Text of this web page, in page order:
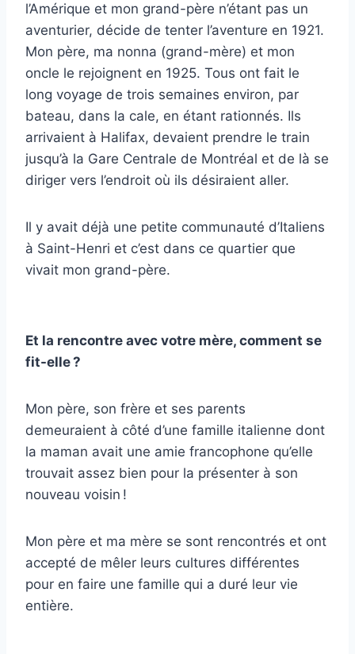
l’Amérique et mon grand-père n’étant pas un
aventurier, décide de tenter l’aventure en 1921.
Mon père, ma nonna (grand-mère) et mon
oncle le rejoignent en 1925. Tous ont fait le
long voyage de trois semaines environ, par
bateau, dans la cale, en étant rationnés. Ils
arrivaient à Halifax, devaient prendre le train
jusqu’à la Gare Centrale de Montréal et de là se
diriger vers l’endroit où ils désiraient aller.
Il y avait déjà une petite communauté d’Italiens
à Saint-Henri et c’est dans ce quartier que
vivait mon grand-père.
Et la rencontre avec votre mère, comment se
fit-elle ?
Mon père, son frère et ses parents
demeuraient à côté d’une famille italienne dont
la maman avait une amie francophone qu’elle
trouvait assez bien pour la présenter à son
nouveau voisin !
Mon père et ma mère se sont rencontrés et ont
accepté de mêler leurs cultures différentes
pour en faire une famille qui a duré leur vie
entière.